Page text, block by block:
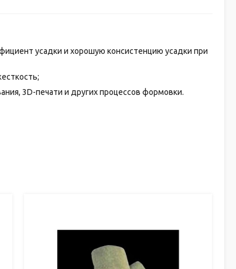
усадки и хорошую консистенцию усадки при
3D-печати и других процессов формовки.